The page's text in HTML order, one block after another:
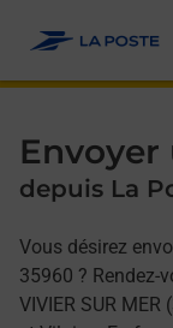
Envoyer
depuis La
Vous désirez
35960 ? Rendez-
VIVIER SUR